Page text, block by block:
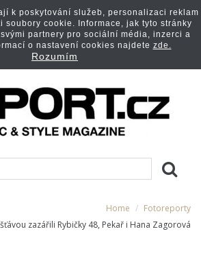
Home
Fotoreporty
zazářili Rybičky 48, Pekař i Hana Zagorová
k poskytování služeb, personalizaci reklam
soubory cookie. Informace, jak tyto stránky
partnery pro sociální média, inzerci a
o nastavení cookies najdete zde.
Rozumím